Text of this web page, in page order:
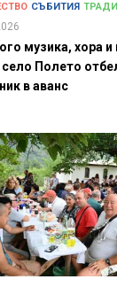
СЪБИТИЯ
музика, хора и
село Полето
в аванс